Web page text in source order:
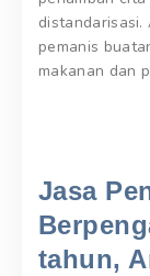
pemanis
makanan dan
Jasa
tahun,